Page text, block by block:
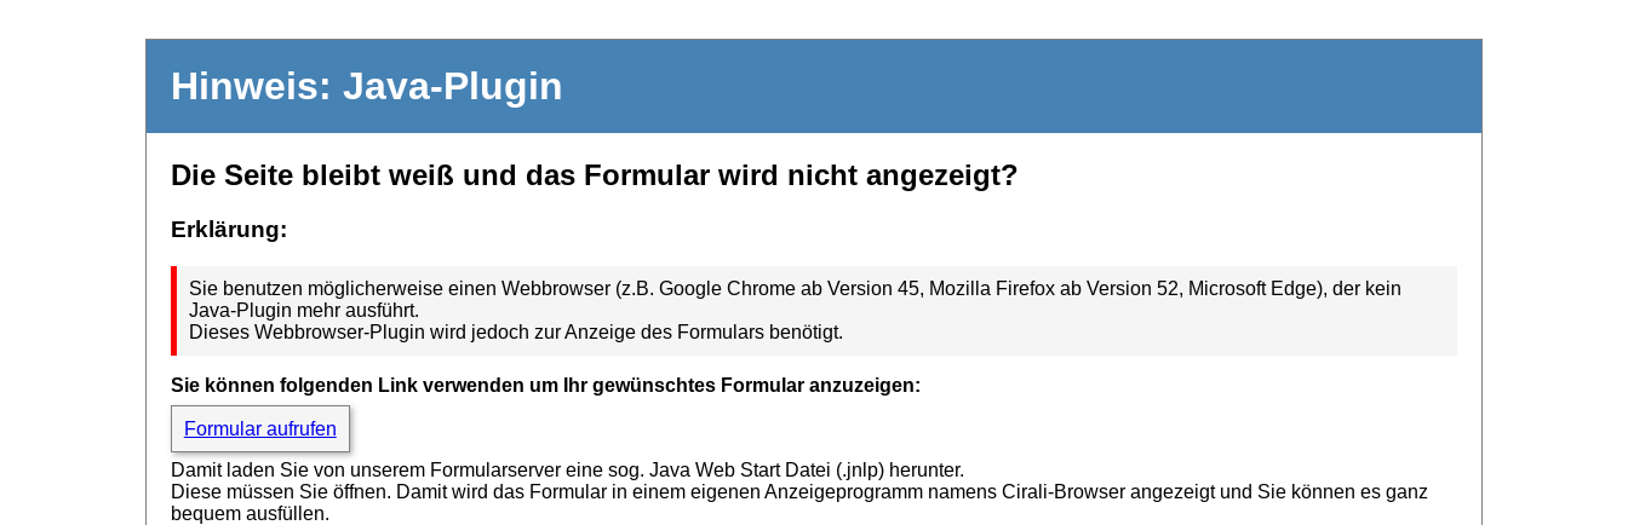
Hinweis: Java-Plugin
Die Seite bleibt weiß und das Formular wird nicht angezeigt?
Erklärung:
Sie benutzen möglicherweise einen Webbrowser (z.B. Google Chrome ab Version 45, Mozilla Firefox ab Version 52, Microsoft Edge), der kein
Java-Plugin mehr ausführt.
Dieses Webbrowser-Plugin wird jedoch zur Anzeige des Formulars benötigt.
Sie können folgenden Link verwenden um Ihr gewünschtes Formular anzuzeigen:
Formular aufrufen
Damit laden Sie von unserem Formularserver eine sog. Java Web Start Datei (.jnlp) herunter.
Diese müssen Sie öffnen. Damit wird das Formular in einem eigenen Anzeigeprogramm namens Cirali-Browser angezeigt und Sie können es ganz
bequem ausfüllen.